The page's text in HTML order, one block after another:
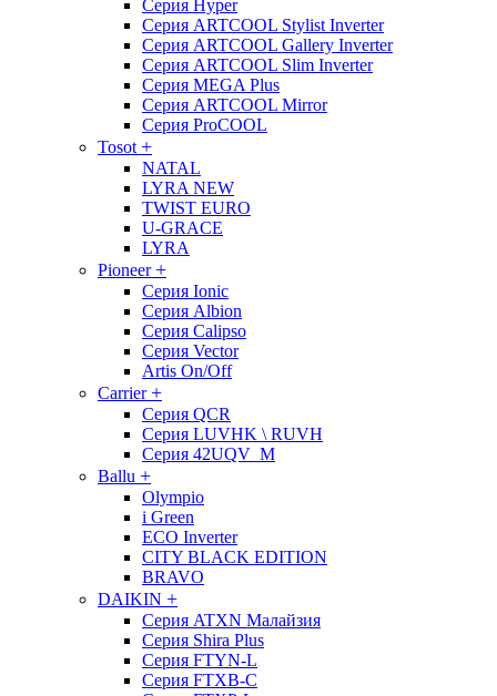
Серия Hyper
Серия ARTCOOL Stylist Inverter
Серия ARTCOOL Gallery Inverter
Серия ARTCOOL Slim Inverter
Серия MEGA Plus
Серия ARTCOOL Mirror
Серия ProCOOL
Tosot +
NATAL
LYRA NEW
TWIST EURO
U-GRACE
LYRA
Pioneer+
Серия Ionic
Серия Albion
Серия Calipso
Серия Vector
Artis On/Off
Carrier+
Серия QCR
Серия LUVHK \ RUVH
Серия 42UQV_M
Ballu +
Olympio
i Green
ECO Inverter
CITY BLACK EDITION
BRAVO
DAIKIN +
Серия ATXN Малайзия
Серия Shira Plus
Серия FTYN-L
Серия FTXB-C